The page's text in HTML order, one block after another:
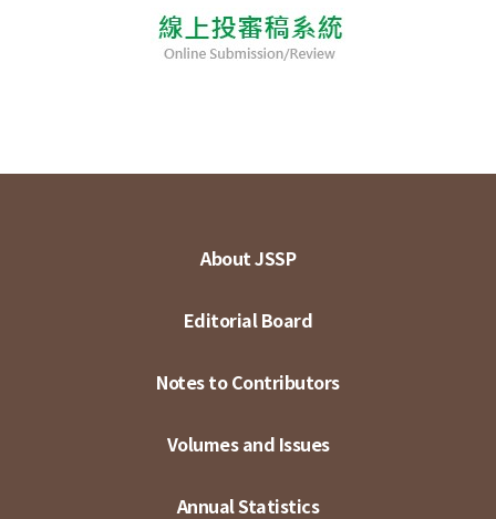
About JSSP
Editorial Board
Notes to Contributors
Volumes and Issues
Annual Statistics